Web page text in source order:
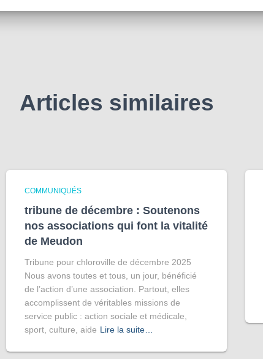
Articles similaires
COMMUNIQUÉS
tribune de décembre : Soutenons
nos associations qui font la vitalité
de Meudon
Tribune pour chloroville de décembre 2025
Nous avons toutes et tous, un jour, bénéficié
de l’action d’une association. Partout, elles
accomplissent de véritables missions de
service public : action sociale et médicale,
sport, culture, aide Lire la suite…